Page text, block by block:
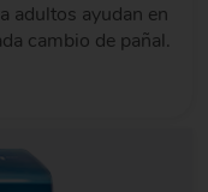
adultos ayudan en
cambio de pañal.